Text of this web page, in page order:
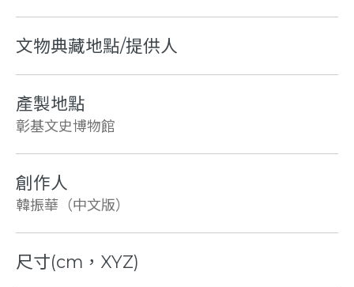
文物典藏地點/提供人
產製地點
彰基文史博物館
創作人
韓振華（中文版）
尺寸(cm，XYZ)